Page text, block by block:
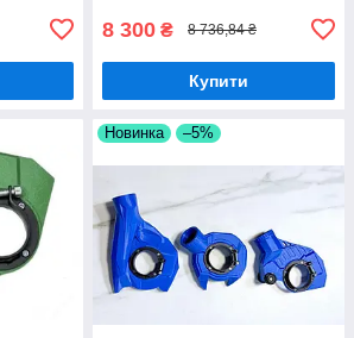
8 300 ₴ 8 736,84 ₴
Купити
Новинка –5%